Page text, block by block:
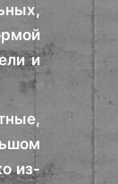
и
из-